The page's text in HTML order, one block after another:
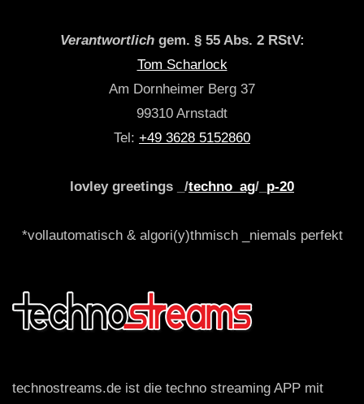
Verantwortlichgem. § 55 Abs. 2 RStV:
Tom Scharlock
Am Dornheimer Berg 37
99310 Arnstadt
Tel: +49 3628 5152860
lovley greetings _/techno_ag/_ p-20
*vollautomatisch & algori(y)thmisch _niemals perfekt
technostreams.de ist die techno streaming APP mit